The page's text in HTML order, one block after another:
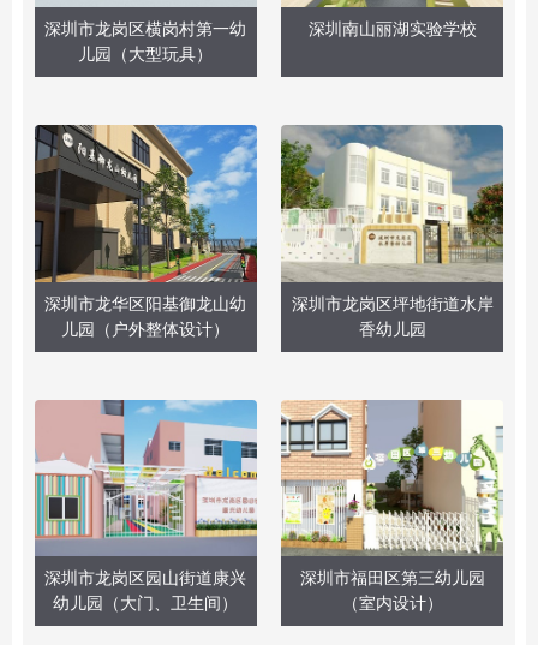
深圳市龙岗区横岗村第一幼
儿园（大型玩具）
深圳南山丽湖实验学校
深圳市龙华区阳基御龙山幼
儿园（户外整体设计）
深圳市龙岗区坪地街道水岸
香幼儿园
深圳市龙岗区园山街道康兴
幼儿园（大门、卫生间）
深圳市福田区第三幼儿园
（室内设计）